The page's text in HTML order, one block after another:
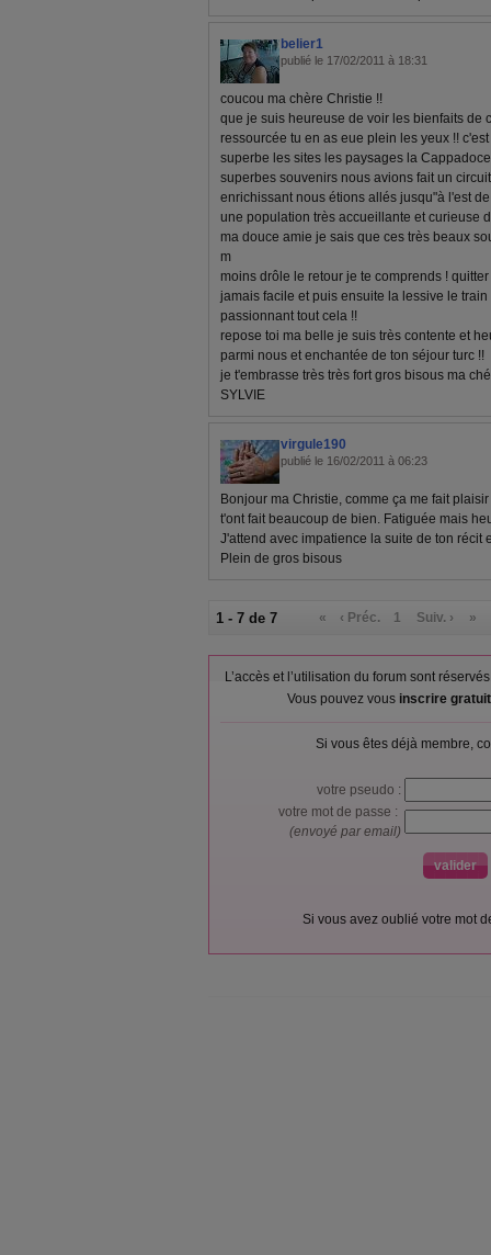
belier1
publié le 17/02/2011 à 18:31
coucou ma chère Christie !!
que je suis heureuse de voir les bienfaits de
ressourcée tu en as eue plein les yeux !!
superbe les sites les paysages la
superbes souvenirs nous avions fait un
enrichissant nous étions allés jusqu"à l'est
une population très accueillante et curieuse
ma douce amie je sais que ces très beaux
m
moins drôle le retour je te comprends !
jamais facile et puis ensuite la lessive le
passionnant tout cela !!
repose toi ma belle je suis très contente et
parmi nous et enchantée de ton séjour turc !!
je t'embrasse très très fort gros bisous ma
SYLVIE
virgule190
publié le 16/02/2011 à 06:23
Bonjour ma Christie, comme ça me fait
t'ont fait beaucoup de bien. Fatiguée mais
J'attend avec impatience la suite de ton récit
Plein de gros bisous
1 - 7 de 7 « ‹ Préc. 1 Suiv. › »
L’accès et l’utilisation du forum sont
Vous pouvez vous inscrire
Si vous êtes déjà membre,
votre pseudo :
votre mot de passe :
(envoyé par email)
Si vous avez oublié votre mot